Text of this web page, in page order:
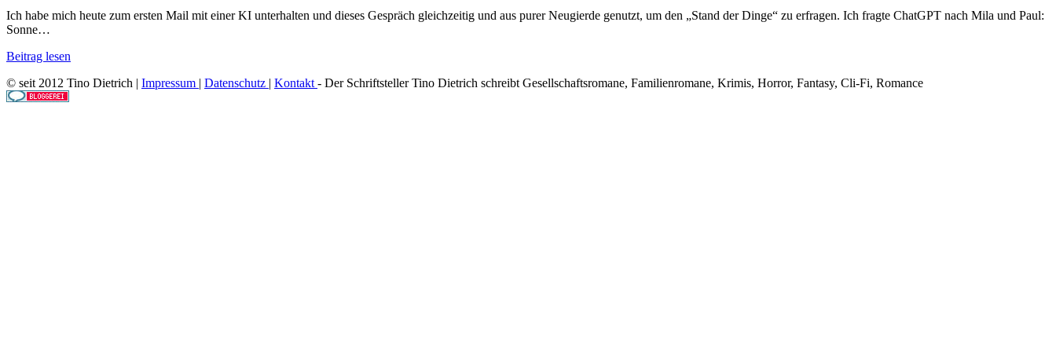
Ich habe mich heute zum ersten Mail mit einer KI unterhalten und dieses Gespräch gleichzeitig und aus purer Neugierde genutzt, um den „Stand der Dinge“ zu erfragen. Ich fragte ChatGPT nach Mila und Paul:
Sonne…
Beitrag lesen
© seit 2012 Tino Dietrich | Impressum | Datenschutz | Kontakt - Der Schriftsteller Tino Dietrich schreibt Gesellschaftsromane, Familienromane, Krimis, Horror, Fantasy, Cli-Fi, Romance